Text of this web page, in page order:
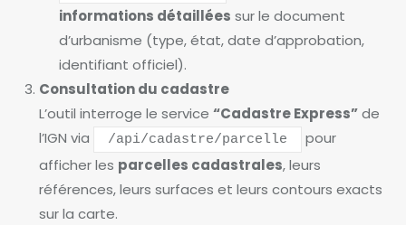
informations détaillées sur le document
d’urbanisme (type, état, date d’approbation,
identifiant officiel).
Consultation du cadastre
L’outil interroge le service “Cadastre Express”de
l’IGN via
/api/cadastre/parcelle
pour
afficher les parcelles cadastrales, leurs
références, leurs surfaces et leurs contours exacts
sur la carte.